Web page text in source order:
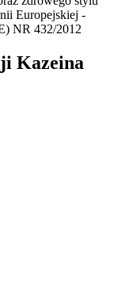
Europejskiej -
NR 432/2012
Kazeina